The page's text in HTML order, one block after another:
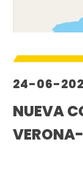
24-06-
NUEVA